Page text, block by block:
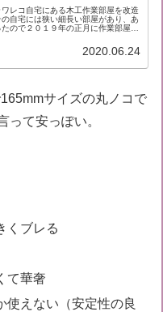
レコ自宅にある木工作業部屋を改造
自宅には狭い細長い部屋があり、あ
ので２０１９年の正月に作業部屋に
2020.06.24
サイズの丸ノコで
って安っぽい。
くブレる
て華奢
使えない（安定性の良